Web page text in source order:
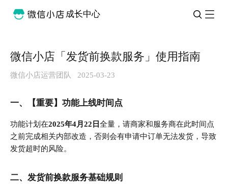
成长中心
微信小店「发货前换款服务」使用指南
微信小店运营团队 2025-03-23
一、【重要】功能上线时间点
功能计划在2025年4月22日全量，请商家和服务商在此时间点
之前完成相关内部改造，否则会有申请中订单无法发货，导致
发货超时的风险。
二、 发货前换款服务基础规则